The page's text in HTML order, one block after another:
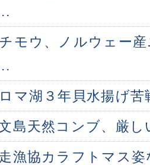
モウ、ノルウェー
マ湖３年貝水揚げ苦
島天然コンブ、厳し
漁協カラフトマス